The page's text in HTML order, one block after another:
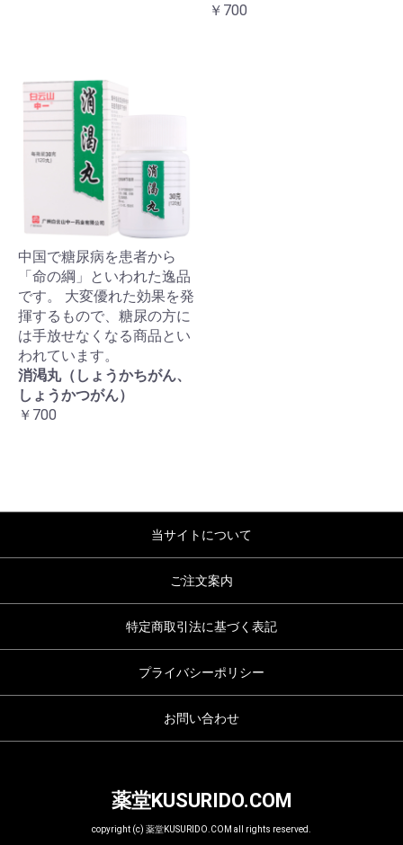
￥700
中国で糖尿病を患者から
「命の綱」といわれた逸品
です。 大変優れた効果を発
揮するもので、糖尿の方に
は手放せなくなる商品とい
われています。
消渇丸（しょうかちがん、
しょうかつがん）
￥700
当サイトについて
ご注文案内
特定商取引法に基づく表記
プライバシーポリシー
お問い合わせ
薬堂KUSURIDO.COM
copyright (c) 薬堂KUSURIDO.COM all rights reserved.